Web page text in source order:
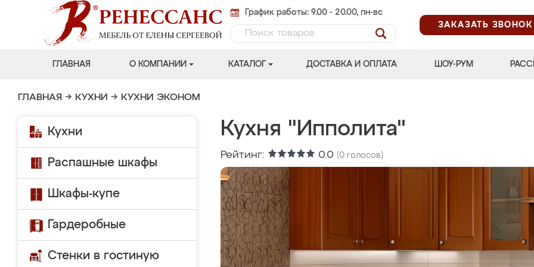
График работы: 9.00 - 20.00, пн-вс
ЗАКАЗАТЬ ЗВОНОК
ГЛАВНАЯ О КОМПАНИИ КАТАЛОГ ДОСТАВКА И ОПЛАТА ШОУ-РУМ
ГЛАВНАЯ → КУХНИ → КУХНИ ЭКОНОМ
Кухни
Распашные шкафы
Шкафы-купе
Гардеробные
Стенки в гостиную
Кухня "Ипполита"
Рейтинг: 0.0 (0 голосов)